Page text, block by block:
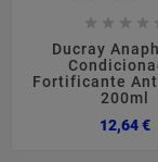
   
Ducray
Fortificante
200ml
12,64 €